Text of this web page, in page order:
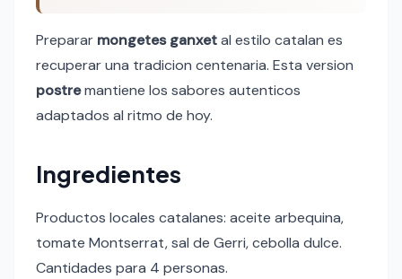
Preparar mongetes ganxetal estilo catalan es
recuperar una tradicion centenaria. Esta version
postremantiene los sabores autenticos
adaptados al ritmo de hoy.
Ingredientes
Productos locales catalanes: aceite arbequina,
tomate Montserrat, sal de Gerri, cebolla dulce.
Cantidades para 4 personas.